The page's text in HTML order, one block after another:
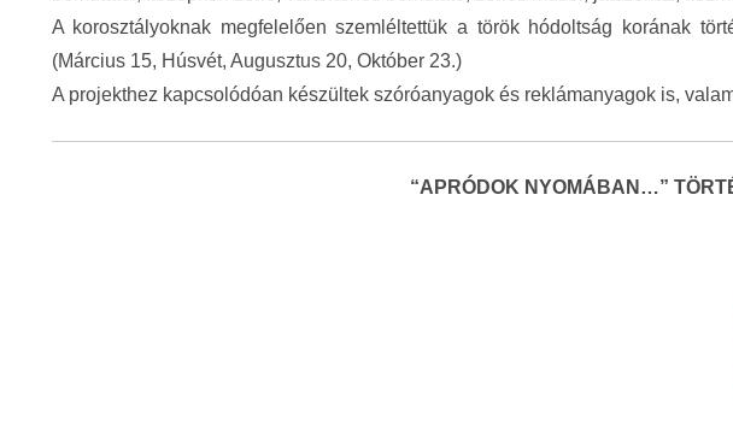
A korosztályoknak megfelelően szemléltettük a török hódoltság korának
(Március 15, Húsvét, Augusztus 20, Október 23.)
A projekthez kapcsolódóan készültek szóróanyagok és reklámanyagok is,
“APRÓDOK NYOMÁBAN…”